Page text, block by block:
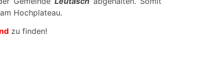
Hochplateau.
zu finden!